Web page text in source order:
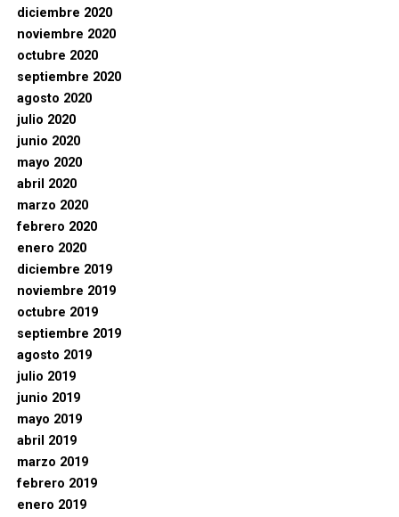
diciembre 2020
noviembre 2020
octubre 2020
septiembre 2020
agosto 2020
julio 2020
junio 2020
mayo 2020
abril 2020
marzo 2020
febrero 2020
enero 2020
diciembre 2019
noviembre 2019
octubre 2019
septiembre 2019
agosto 2019
julio 2019
junio 2019
mayo 2019
abril 2019
marzo 2019
febrero 2019
enero 2019